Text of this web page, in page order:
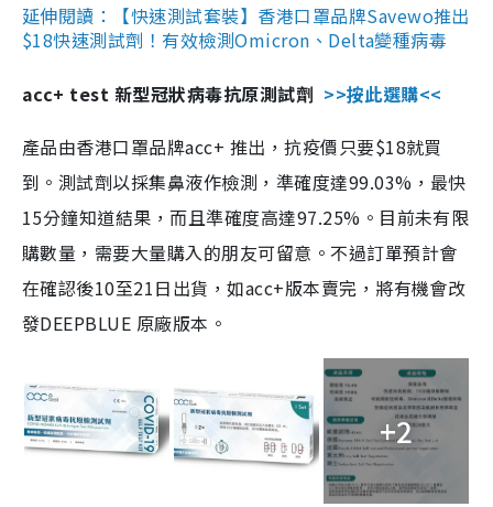
延伸閱讀：【快速測試套裝】香港口罩品牌Savewo推出
$18快速測試劑！有效檢測Omicron、Delta變種病毒
acc+ test 新型冠狀病毒抗原測試劑 >>按此選購<<
產品由香港口罩品牌acc+ 推出，抗疫價只要$18就買
到。測試劑以採集鼻液作檢測，準確度達99.03%，最快
15分鐘知道結果，而且準確度高達97.25%。目前未有限
購數量，需要大量購入的朋友可留意。不過訂單預計會
在確認後10至21日出貨，如acc+版本賣完，將有機會改
發DEEPBLUE 原廠版本。
+2